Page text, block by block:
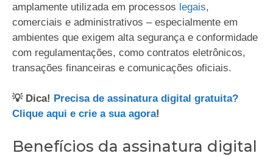
amplamente utilizada em processos legais,
comerciais e administrativos – especialmente em
ambientes que exigem alta segurança e conformidade
com regulamentações, como contratos eletrônicos,
transações financeiras e comunicações oficiais.
💡 Dica! Precisa de assinatura digital gratuita?
Clique aqui e crie a sua agora!
Benefícios da assinatura digital